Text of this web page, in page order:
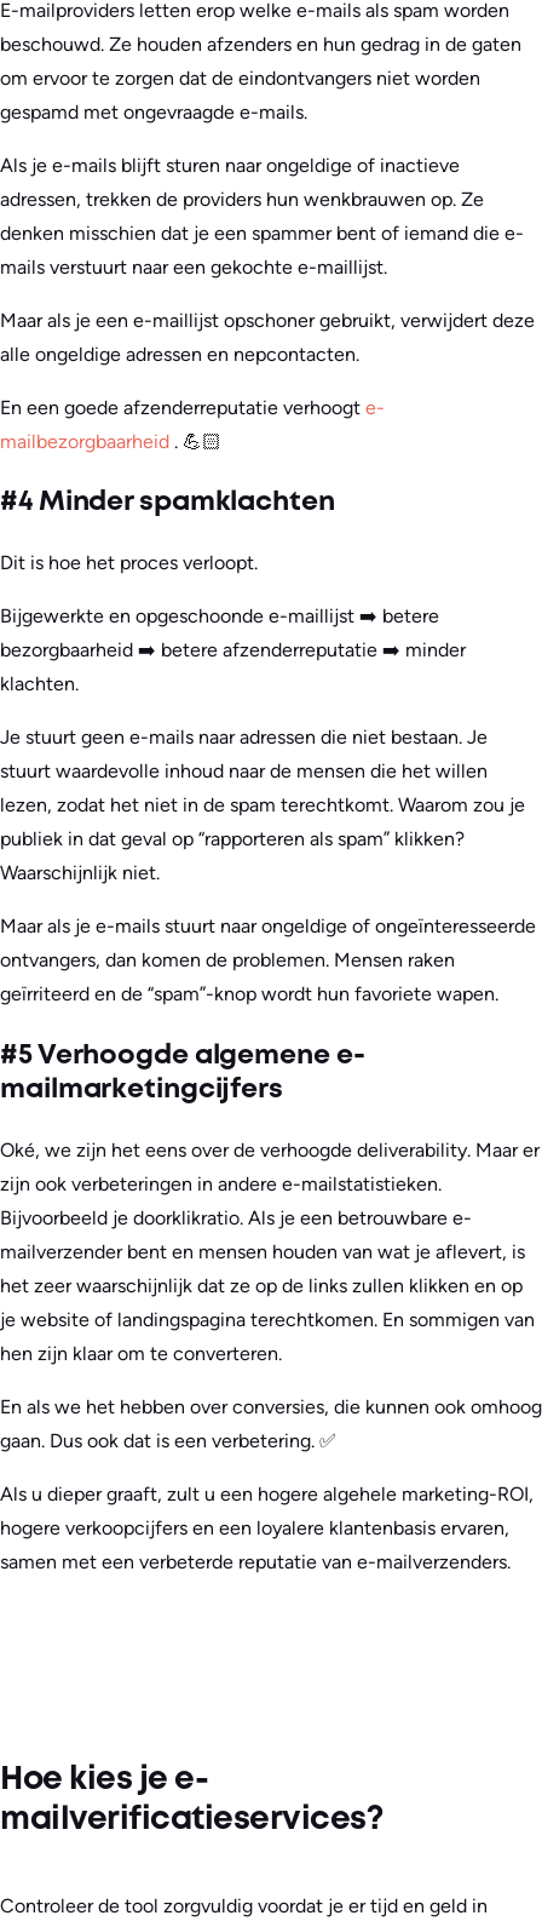
E-mailproviders letten erop welke e-mails als spam worden
beschouwd. Ze houden afzenders en hun gedrag in de gaten
om ervoor te zorgen dat de eindontvangers niet worden
gespamd met ongevraagde e-mails.
Als je e-mails blijft sturen naar ongeldige of inactieve
adressen, trekken de providers hun wenkbrauwen op. Ze
denken misschien dat je een spammer bent of iemand die e-
mails verstuurt naar een gekochte e-maillijst.
Maar als je een e-maillijst opschoner gebruikt, verwijdert deze
alle ongeldige adressen en nepcontacten.
En een goede afzenderreputatie verhoogt e-
mailbezorgbaarheid . 💪🏻
#4 Minder spamklachten
Dit is hoe het proces verloopt.
Bijgewerkte en opgeschoonde e-maillijst ➡️ betere
bezorgbaarheid ➡️ betere afzenderreputatie ➡️ minder
klachten.
Je stuurt geen e-mails naar adressen die niet bestaan. Je
stuurt waardevolle inhoud naar de mensen die het willen
lezen, zodat het niet in de spam terechtkomt. Waarom zou je
publiek in dat geval op “rapporteren als spam” klikken?
Waarschijnlijk niet.
Maar als je e-mails stuurt naar ongeldige of ongeïnteresseerde
ontvangers, dan komen de problemen. Mensen raken
geïrriteerd en de “spam”-knop wordt hun favoriete wapen.
#5 Verhoogde algemene e-
mailmarketingcijfers
Oké, we zijn het eens over de verhoogde deliverability. Maar er
zijn ook verbeteringen in andere e-mailstatistieken.
Bijvoorbeeld je doorklikratio. Als je een betrouwbare e-
mailverzender bent en mensen houden van wat je aflevert, is
het zeer waarschijnlijk dat ze op de links zullen klikken en op
je website of landingspagina terechtkomen. En sommigen van
hen zijn klaar om te converteren.
En als we het hebben over conversies, die kunnen ook omhoog
gaan. Dus ook dat is een verbetering. ✅
Als u dieper graaft, zult u een hogere algehele marketing-ROI,
hogere verkoopcijfers en een loyalere klantenbasis ervaren,
samen met een verbeterde reputatie van e-mailverzenders.
Hoe kies je e-
mailverificatieservices?
Controleer de tool zorgvuldig voordat je er tijd en geld in